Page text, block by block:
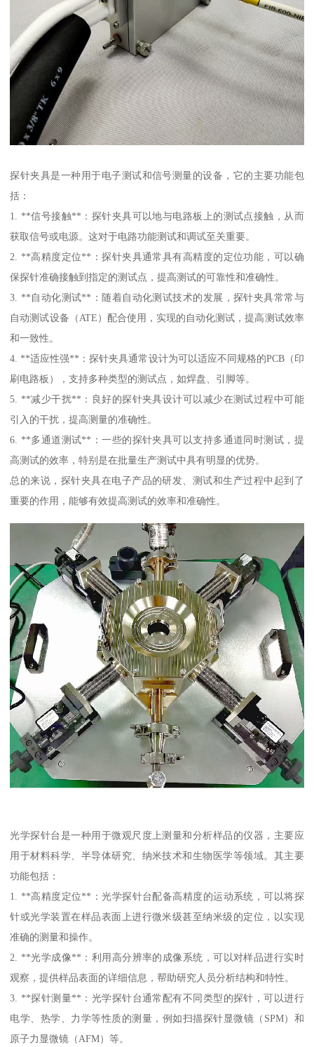
探针夹具是一种用于电子测试和信号测量的设备，它的主要功能包
括：
1. **信号接触**：探针夹具可以地与电路板上的测试点接触，从而
获取信号或电源。这对于电路功能测试和调试至关重要。
2. **高精度定位**：探针夹具通常具有高精度的定位功能，可以确
保探针准确接触到指定的测试点，提高测试的可靠性和准确性。
3. **自动化测试**：随着自动化测试技术的发展，探针夹具常常与
自动测试设备（ATE）配合使用，实现的自动化测试，提高测试效率
和一致性。
4. **适应性强**：探针夹具通常设计为可以适应不同规格的PCB（印
刷电路板），支持多种类型的测试点，如焊盘、引脚等。
5. **减少干扰**：良好的探针夹具设计可以减少在测试过程中可能
引入的干扰，提高测量的准确性。
6. **多通道测试**：一些的探针夹具可以支持多通道同时测试，提
高测试的效率，特别是在批量生产测试中具有明显的优势。
总的来说，探针夹具在电子产品的研发、测试和生产过程中起到了
重要的作用，能够有效提高测试的效率和准确性。
光学探针台是一种用于微观尺度上测量和分析样品的仪器，主要应
用于材料科学、半导体研究、纳米技术和生物医学等领域。其主要
功能包括：
1. **高精度定位**：光学探针台配备高精度的运动系统，可以将探
针或光学装置在样品表面上进行微米级甚至纳米级的定位，以实现
准确的测量和操作。
2. **光学成像**：利用高分辨率的成像系统，可以对样品进行实时
观察，提供样品表面的详细信息，帮助研究人员分析结构和特性。
3. **探针测量**：光学探针台通常配有不同类型的探针，可以进行
电学、热学、力学等性质的测量，例如扫描探针显微镜（SPM）和
原子力显微镜（AFM）等。